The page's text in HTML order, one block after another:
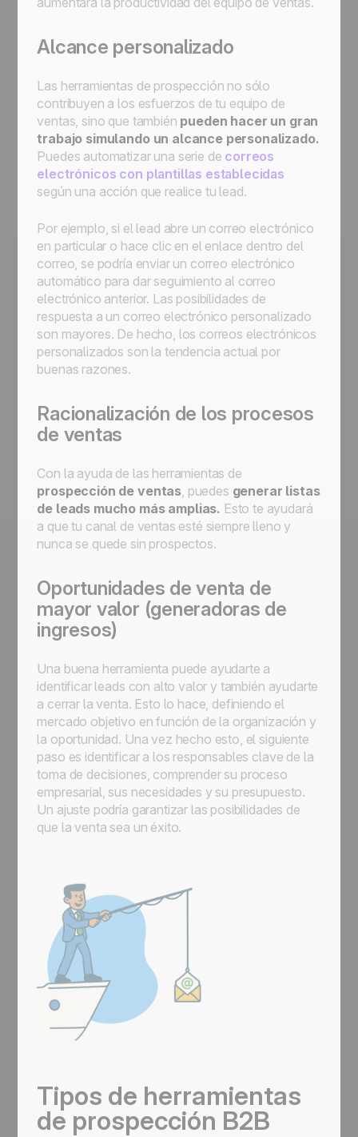
Alcance personalizado
Las herramientas de prospección no sólo
contribuyen a los esfuerzos de tu equipo de
ventas, sino que también pueden hacer un gran
trabajo simulando un alcance personalizado.
Puedes automatizar una serie de correos
electrónicos con plantillas establecidas
según una acción que realice tu lead.
Por ejemplo, si el lead abre un correo electrónico
en particular o hace clic en el enlace dentro del
correo, se podría enviar un correo electrónico
automático para dar seguimiento al correo
electrónico anterior. Las posibilidades de
respuesta a un correo electrónico personalizado
son mayores. De hecho, los correos electrónicos
personalizados son la tendencia actual por
buenas razones.
Racionalización de los procesos
de ventas
Con la ayuda de las herramientas de
prospección de ventas, puedes generar listas
de leads mucho más amplias. Esto te ayudará
a que tu canal de ventas esté siempre lleno y
nunca se quede sin prospectos.
Oportunidades de venta de
mayor valor (generadoras de
ingresos)
Una buena herramienta puede ayudarte a
identificar leads con alto valor y también ayudarte
a cerrar la venta. Esto lo hace, definiendo el
mercado objetivo en función de la organización y
la oportunidad. Una vez hecho esto, el siguiente
paso es identificar a los responsables clave de la
toma de decisiones, comprender su proceso
empresarial, sus necesidades y su presupuesto.
Un ajuste podría garantizar las posibilidades de
que la venta sea un éxito.
Tipos de herramientas
de prospección B2B